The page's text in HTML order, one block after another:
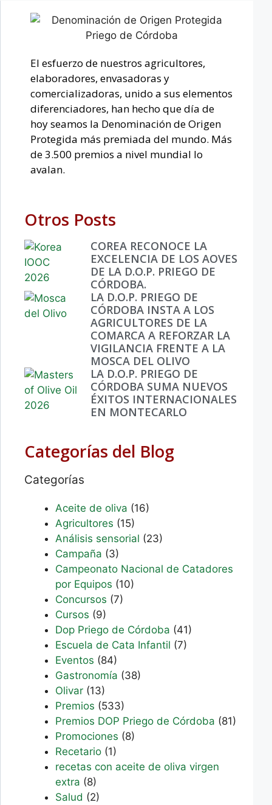
El esfuerzo de nuestros agricultores,
elaboradores, envasadoras y
comercializadoras, unido a sus elementos
diferenciadores, han hecho que día de
hoy seamos la Denominación de Origen
Protegida más premiada del mundo. Más
de 3.500 premios a nivel mundial lo
avalan.
Otros Posts
COREA RECONOCE LA
EXCELENCIA DE LOS AOVES
DE LA D.O.P. PRIEGO DE
CÓRDOBA.
LA D.O.P. PRIEGO DE
CÓRDOBA INSTA A LOS
AGRICULTORES DE LA
COMARCA A REFORZAR LA
VIGILANCIA FRENTE A LA
MOSCA DEL OLIVO
LA D.O.P. PRIEGO DE
CÓRDOBA SUMA NUEVOS
ÉXITOS INTERNACIONALES
EN MONTECARLO
Categorías del Blog
Categorías
Aceite de oliva (16)
Agricultores (15)
Análisis sensorial (23)
Campaña (3)
Campeonato Nacional de Catadores
por Equipos (10)
Concursos (7)
Cursos (9)
Dop Priego de Córdoba (41)
Escuela de Cata Infantil (7)
Eventos (84)
Gastronomía (38)
Olivar (13)
Premios (533)
Premios DOP Priego de Córdoba (81)
Promociones (8)
Recetario (1)
recetas con aceite de oliva virgen
extra (8)
Salud (2)